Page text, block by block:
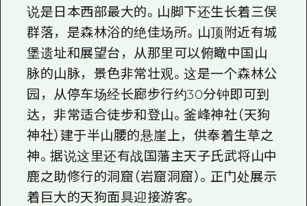
说是日本西部最大的。山脚下还生长着三俣
群落，是森林浴的绝佳场所。山顶附近有城
堡遗址和展望台，从那里可以俯瞰中国山
脉的山脉，景色非常壮观。这是一个森林公
园，从停车场经长廊步行约30分钟即可到
达，非常适合徒步和登山。釜峰神社（天狗
神社）建于半山腰的悬崖上，供奉着生草之
神。据说这里还有战国藩主天子氏武将山中
鹿之助修行的洞窟（岩窟洞窟）。正门处展示
着巨大的天狗面具迎接游客。